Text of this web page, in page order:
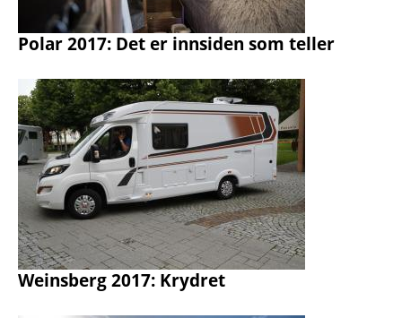
Polar 2017: Det er innsiden som teller
Weinsberg 2017: Krydret